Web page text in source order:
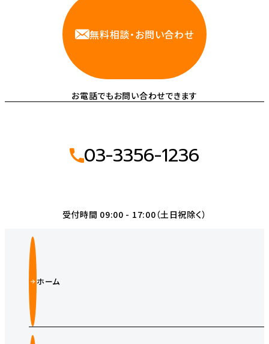
無料相談・お問い合わせ
お電話でもお問い合わせできます
03-3356-1236
受付時間 09:00 - 17:00（土日祝除く）
ホーム